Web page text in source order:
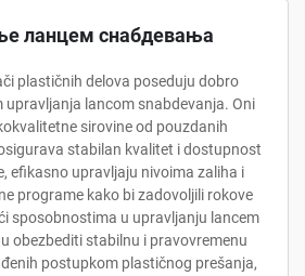
ланцем снабдевања
plastičnih delova poseduju dobro
upravljanja lancom snabdevanja. Oni
sirovine od pouzdanih
stabilan kvalitet i dostupnost
efikasno upravljaju nivoima zaliha i
programe kako bi zadovoljili rokove
sposobnostima u upravljanju lancem
obezbediti stabilnu i pravovremenu
postupkom plastičnog prešanja,